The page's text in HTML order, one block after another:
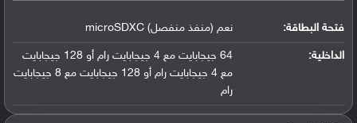
فتحة البطاقة: نعم (منفذ منفصل) microSDXC
الداخلية:
64 جيجابايت مع 4 جيجابايت رام أو 128 جيجابايت
مع 4 جيجابايت رام أو 128 جيجابايت مع 8 جيجابايت
رام